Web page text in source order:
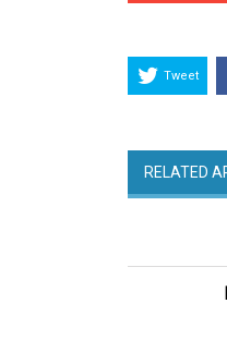
Tweet
RELATED